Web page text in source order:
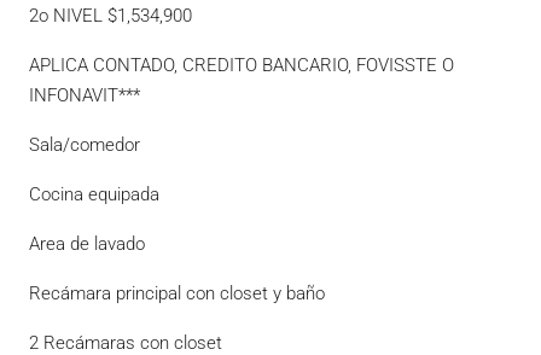
2o NIVEL $1,534,900
APLICA CONTADO, CREDITO BANCARIO, FOVISSTE O
INFONAVIT***
Sala/comedor
Cocina equipada
Area de lavado
Recámara principal con closet y baño
2 Recámaras con closet